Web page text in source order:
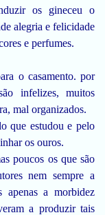
os gineceu o
alegria e felicidade
e perfumes.
o casamento. por
infelizes, muitos
mal organizados.
que estudou e pelo
os ouros.
poucos os que são
nem sempre a
a morbidez
a produzir tais